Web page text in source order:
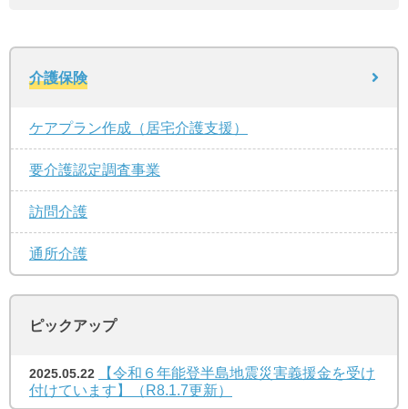
介護保険
ケアプラン作成（居宅介護支援）
要介護認定調査事業
訪問介護
通所介護
ピックアップ
2025.05.22
【令和６年能登半島地震災害義援金を受け
付けています】（R8.1.7更新）